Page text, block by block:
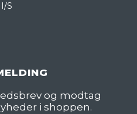
S
og modtag
i shoppen.